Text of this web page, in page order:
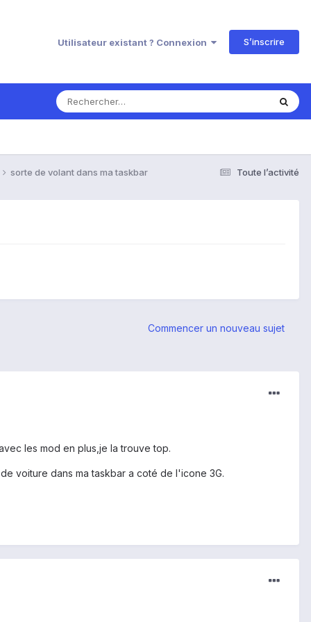
Utilisateur existant ? Connexion S’inscrire
Toute l’activité
sorte de volant dans ma taskbar
Commencer un nouveau sujet
les mod en plus,je la trouve top.
voiture dans ma taskbar a coté de l'icone 3G.